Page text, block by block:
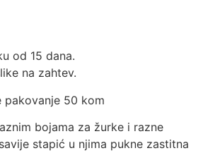
od 15 dana.
na zahtev.
pakovanje 50 kom
bojama za žurke i razne
stapić u njima pukne zastitna